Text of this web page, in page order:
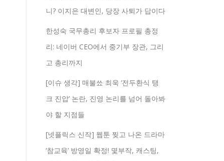
니? 이지은 대변인, 당장 사퇴가 답이다
한성숙 국무총리 후보자 프로필 총정
리: 네이버 CEO에서 중기부 장관, 그리
고 총리까지
[이슈 생각] 매불쑈 최욱 ‘전두환식 탱
크 진압’ 논란, 진영 논리를 넘어 돌아봐
야 할 지점들
[넷플릭스 신작] 웹툰 찢고 나온 드라마
‘참교육’ 방영일 확정! 몇부작, 캐스팅,